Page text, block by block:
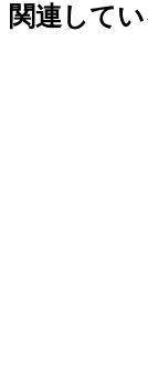
関連して